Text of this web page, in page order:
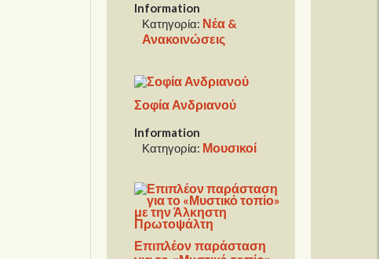
Information
Κατηγορία: Νέα &
Ανακοινώσεις
Σοφία Ανδριανού
Information
Κατηγορία: Μουσικοί
Επιπλέον παράσταση